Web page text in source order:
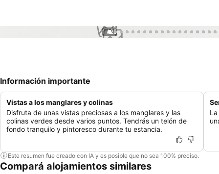
1 / 25
Información importante
Vistas a los manglares y colinas
Disfruta de unas vistas preciosas a los manglares y las
colinas verdes desde varios puntos. Tendrás un telón de
fondo tranquilo y pintoresco durante tu estancia.
Este resumen fue creado con IA y es posible que no sea 100% preciso.
Compará alojamientos similares